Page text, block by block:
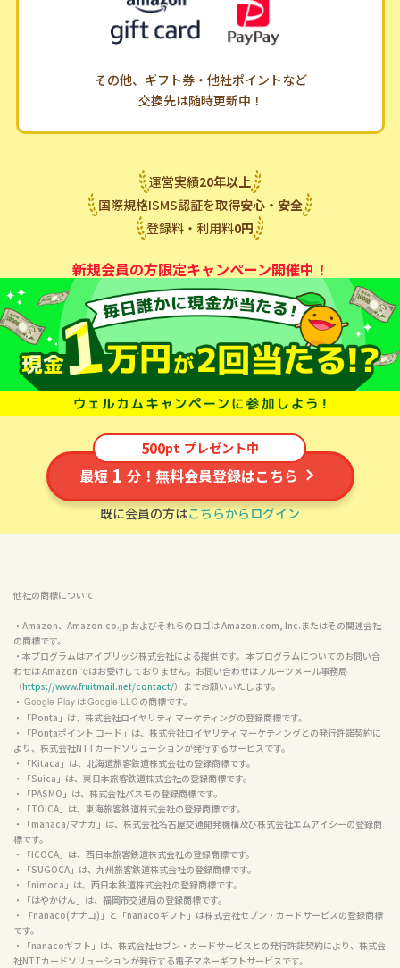
その他、ギフト券・他社ポイントなど
交換先は随時更新中！
運営実績20年以上
国際規格ISMS認証を取得安心・安全
登録料・利用料0円
新規会員の方限定キャンペーン開催中！
500pt プレゼント中
最短 1 分！無料会員登録はこちら
既に会員の方はこちらからログイン
他社の商標について
・Amazon、Amazon.co.jp およびそれらのロゴは Amazon.com, Inc.またはその関連会社
の商標です。
・本プログラムはアイブリッジ株式会社による提供です。 本プログラムについてのお問い合
わせは Amazon ではお受けしておりません。お問い合わせはフルーツメール事務局
（https://www.fruitmail.net/contact/）までお願いいたします。
・ Google Play は Google LLC の商標です。
・「Ponta」は、株式会社ロイヤリティ マーケティングの登録商標です。
・「Pontaポイント コード」は、株式会社ロイヤリティ マーケティングとの発行許諾契約に
より、株式会社NTTカードソリューションが発行するサービスです。
・「Kitaca」は、北海道旅客鉄道株式会社の登録商標です。
・「Suica」は、東日本旅客鉄道株式会社の登録商標です。
・「PASMO」は、株式会社パスモの登録商標です。
・「TOICA」は、東海旅客鉄道株式会社の登録商標です。
・「manaca/マナカ」は、株式会社名古屋交通開発機構及び株式会社エムアイシーの登録商
標です。
・「ICOCA」は、西日本旅客鉄道株式会社の登録商標です。
・「SUGOCA」は、九州旅客鉄道株式会社の登録商標です。
・「nimoca」は、西日本鉄道株式会社の登録商標です。
・「はやかけん」は、福岡市交通局の登録商標です。
・ 「nanaco(ナナコ)」と「nanacoギフト」は株式会社セブン・カードサービスの登録商標
です。
・「nanacoギフト」は、株式会社セブン・カードサービスとの発行許諾契約により、株式会
社NTTカードソリューションが発行する電子マネーギフトサービスです。